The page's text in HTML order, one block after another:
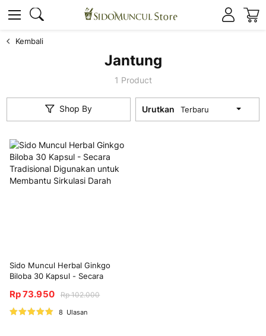
Kembali
Jantung
1 Product
Shop By Urutkan
Sido Muncul Herbal Ginkgo
Biloba 30 Kapsul - Secara
Membantu Sirkulasi Darah
Nilai:
8 Ulasan
Rp 73.950 Rp 102.000